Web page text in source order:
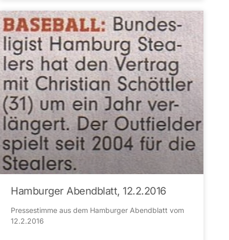
Hamburger Abendblatt, 12.2.2016
Pressestimme aus dem Hamburger Abendblatt vom
12.2.2016